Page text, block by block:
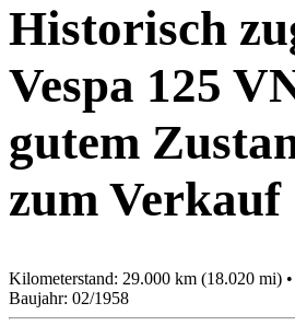
Historisch
Vespa 125
gutem
zum Verkauf
Kilometerstand: 29.000 km (18.020 mi)
Baujahr: 02/1958